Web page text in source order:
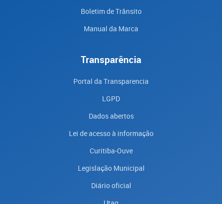
Boletim de Trânsito
Manual da Marca
Transparência
Portal da Transparencia
LGPD
Dados abertos
Lei de acesso à informação
Curitiba-Ouve
Legislação Municipal
Diário oficial